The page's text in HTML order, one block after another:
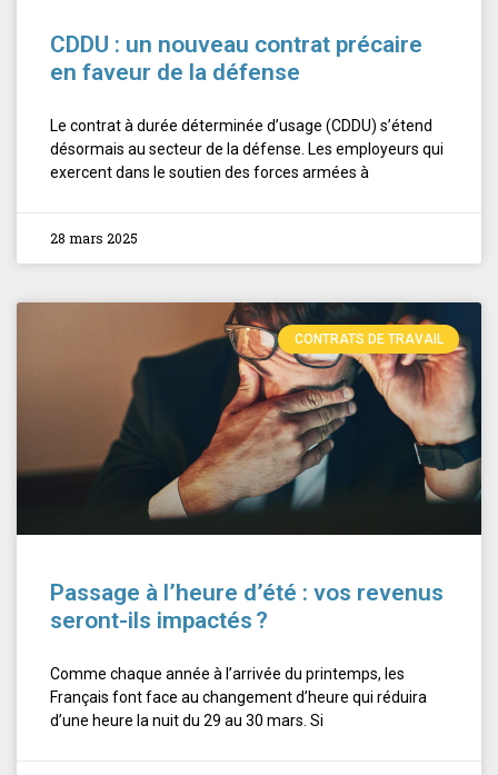
CDDU : un nouveau contrat précaire
en faveur de la défense
Le contrat à durée déterminée d’usage (CDDU) s’étend
désormais au secteur de la défense. Les employeurs qui
exercent dans le soutien des forces armées à
28 mars 2025
CONTRATS DE TRAVAIL
Passage à l’heure d’été : vos revenus
seront-ils impactés ?
Comme chaque année à l’arrivée du printemps, les
Français font face au changement d’heure qui réduira
d’une heure la nuit du 29 au 30 mars. Si